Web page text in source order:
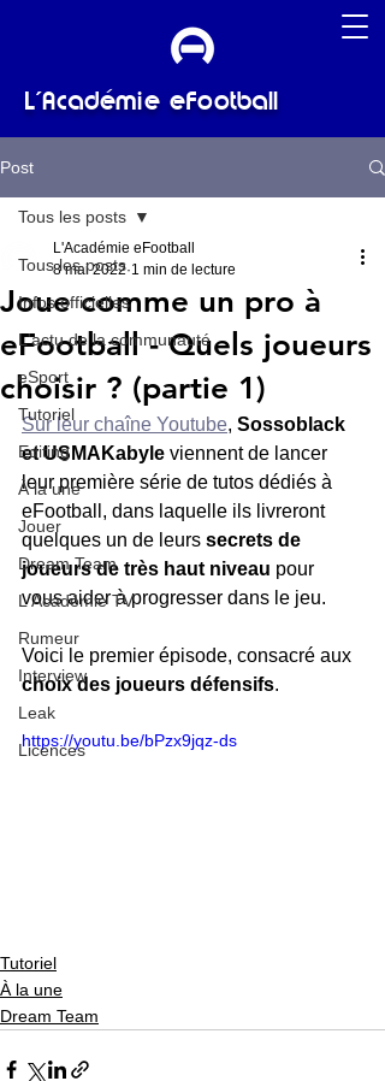
L'Académie eFootball
Post
Tous les posts
Infos officielles
L'actu de la communauté
eSport
Tutoriel
Editing
À la une
Jouer
Dream Team
L'Académie TV
Rumeur
Interview
Leak
Licences
Tous les posts
Joue comme un pro à
eFootball - Quels joueurs
choisir ? (partie 1)
L'Académie eFootball
8 mai 2022 1 min de lecture
Sur leur chaîne Youtube, Sossoblack
et USMAKabyle viennent de lancer
leur première série de tutos dédiés à
eFootball, dans laquelle ils livreront
quelques un de leurs secrets de
joueurs de très haut niveau pour
vous aider à progresser dans le jeu.
Voici le premier épisode, consacré aux
choix des joueurs défensifs.
https://youtu.be/bPzx9jqz-ds
Tutoriel
À la une
Dream Team